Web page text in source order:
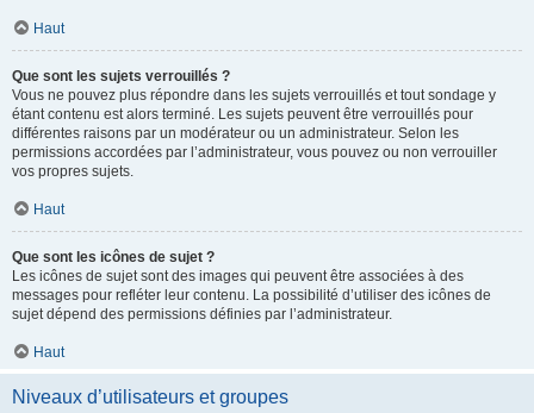
Haut
Que sont les sujets verrouillés ?
Vous ne pouvez plus répondre dans les sujets verrouillés et tout sondage y
étant contenu est alors terminé. Les sujets peuvent être verrouillés pour
différentes raisons par un modérateur ou un administrateur. Selon les
permissions accordées par l’administrateur, vous pouvez ou non verrouiller
vos propres sujets.
Haut
Que sont les icônes de sujet ?
Les icônes de sujet sont des images qui peuvent être associées à des
messages pour refléter leur contenu. La possibilité d’utiliser des icônes de
sujet dépend des permissions définies par l’administrateur.
Haut
Niveaux d’utilisateurs et groupes